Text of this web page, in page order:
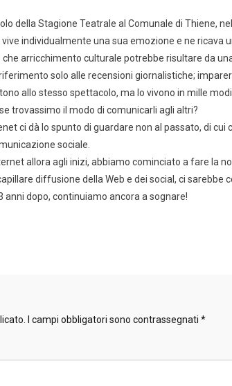
della Stagione Teatrale al Comunale di Thiene,
individualmente una sua emozione e ne ricava
arricchimento culturale potrebbe risultare da
solo alle recensioni giornalistiche;
allo stesso spettacolo, ma lo vivono in mille
trovassimo il modo di comunicarli agli altri?
ci dà lo spunto di guardare non al passato, di cui
sociale.
allora agli inizi, abbiamo cominciato a fare la
diffusione della Web e dei social, ci sarebbe
anni dopo, continuiamo ancora a sognare!
I campi obbligatori sono contrassegnati *